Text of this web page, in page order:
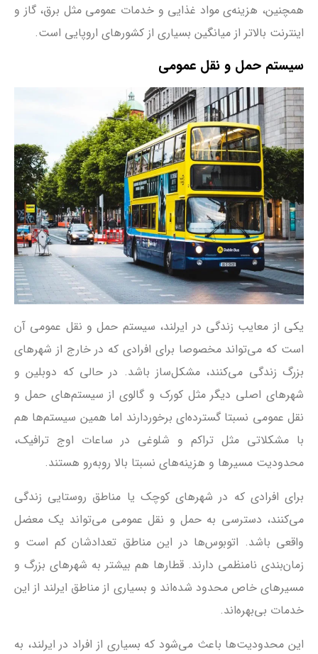
همچنین، هزینه‌ی مواد غذایی و خدمات عمومی مثل برق، گاز و
اینترنت بالاتر از میانگین بسیاری از کشورهای اروپایی است.
سیستم حمل و نقل عمومی
یکی از معایب زندگی در ایرلند، سیستم حمل و نقل عمومی آن
است که می‌تواند مخصوصا برای افرادی که در خارج از شهرهای
بزرگ زندگی می‌کنند، مشکل‌ساز باشد. در حالی که دوبلین و
شهرهای اصلی دیگر مثل کورک و گالوی از سیستم‌های حمل و
نقل عمومی نسبتا گسترده‌ای برخوردارند اما همین سیستم‌ها هم
با مشکلاتی مثل تراکم و شلوغی در ساعات اوج ترافیک،
محدودیت مسیرها و هزینه‌های نسبتا بالا روبه‌رو هستند.
برای افرادی که در شهرهای کوچک یا مناطق روستایی زندگی
می‌کنند، دسترسی به حمل‌ و نقل عمومی می‌تواند یک معضل
واقعی باشد. اتوبوس‌ها در این مناطق تعدادشان کم است و
زمان‌بندی نامنظمی دارند. قطارها هم بیشتر به شهرهای بزرگ و
مسیرهای خاص محدود شده‌اند و بسیاری از مناطق ایرلند از این
خدمات بی‌بهره‌اند.
این محدودیت‌ها باعث می‌شود که بسیاری از افراد در ایرلند، به